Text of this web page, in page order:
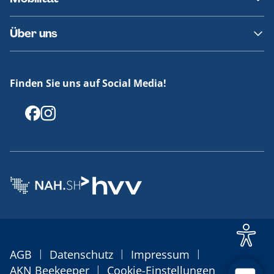
Fundsachen
Häufige Fragen
Barrierefreies Reisen
Erklärung Barrierefreiheit
Über uns
Offenlegungen
Finden Sie uns auf Social Media!
AGB | Datenschutz | Impressum |
AKN Beekeeper | Cookie-Einstellungen